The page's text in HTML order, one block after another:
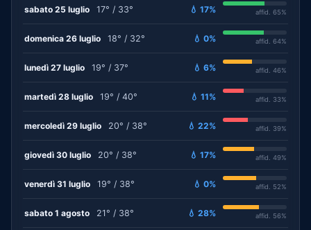
sabato 25 luglio 17° / 33° 💧 17% affid. 65%
domenica 26 luglio 18° / 32° 💧 0% affid. 64%
lunedì 27 luglio 19° / 37° 💧 6% affid. 46%
martedì 28 luglio 19° / 40° 💧 11% affid. 33%
mercoledì 29 luglio 20° / 38° 💧 22% affid. 39%
giovedì 30 luglio 20° / 38° 💧 17% affid. 49%
venerdì 31 luglio 19° / 38° 💧 0% affid. 52%
sabato 1 agosto 21° / 38° 💧 28% affid. 56%